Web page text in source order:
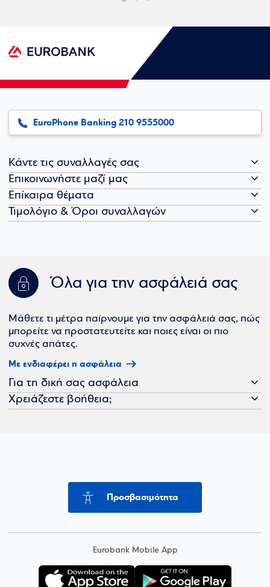
EuroPhone Banking 210 9555000
Κάντε τις συναλλαγές σας
Επικοινωνήστε μαζί μας
Επίκαιρα θέματα
Τιμολόγιο & Όροι συναλλαγών
Όλα για την ασφάλειά σας
Μάθετε τι μέτρα παίρνουμε για την ασφάλειά σας, πώς
μπορείτε να προστατευτείτε και ποιες είναι οι πιο
συχνές απάτες.
Με ενδιαφέρει η ασφάλεια
Για τη δική σας ασφάλεια
Χρειάζεστε βοήθεια;
Προσβασιμότητα
Eurobank Mobile App